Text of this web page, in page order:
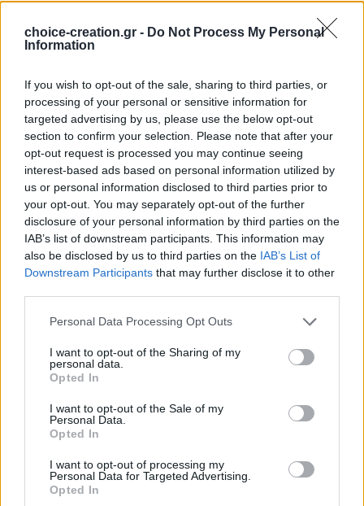
choice-creation.gr - Do Not Process My Personal
Information
If you wish to opt-out of the sale, sharing to third parties, or
processing of your personal or sensitive information for
targeted advertising by us, please use the below opt-out
section to confirm your selection. Please note that after your
opt-out request is processed you may continue seeing
interest-based ads based on personal information utilized by
us or personal information disclosed to third parties prior to
your opt-out. You may separately opt-out of the further
disclosure of your personal information by third parties on the
IAB’s list of downstream participants. This information may
also be disclosed by us to third parties on the IAB’s List of
Downstream Participants that may further disclose it to other
Personal Data Processing Opt Outs
I want to opt-out of the Sharing of my
personal data.
Opted In
I want to opt-out of the Sale of my
Personal Data.
Opted In
I want to opt-out of processing my
Personal Data for Targeted Advertising.
Opted In
10Άτομα βλέπουν αυτό το Προϊόν τώρα!
Κωδικός προϊόντος:20.16.0000116Κατηγορία: Κολιέ
Μάρκα:Choice and Creation
Share:
ΠΕΡΙΓΡΑΦΉ
Περιγραφή
Χειροποίητο εντυπωσιακό με κορδόνια κολιέ και στοιχείο
από πολυμερή πηλό
Είναι ανθεκτικό και δεν σπάει σε περίπτωση πτώσης!